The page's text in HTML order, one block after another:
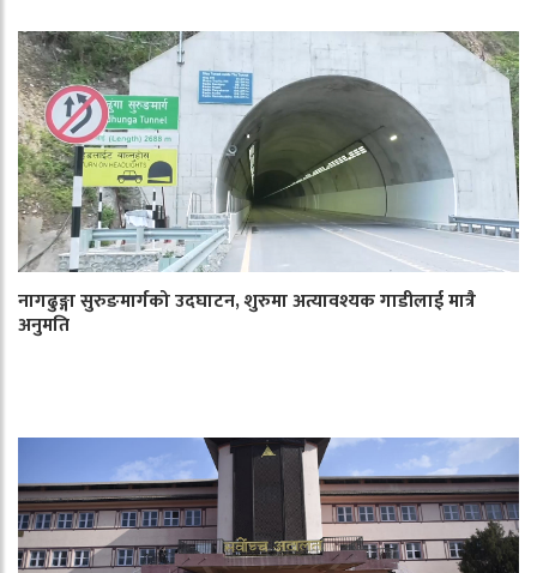
नागढुङ्गा सुरुङमार्गको उदघाटन, शुरुमा अत्यावश्यक गाडीलाई मात्रै
अनुमति